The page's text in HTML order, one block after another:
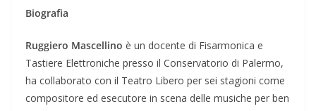
Biografia
Ruggiero Mascellino è un docente di Fisarmonica e
Tastiere Elettroniche presso il Conservatorio di Palermo,
ha collaborato con il Teatro Libero per sei stagioni come
compositore ed esecutore in scena delle musiche per ben